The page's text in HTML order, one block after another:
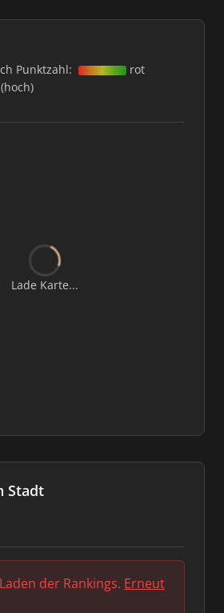
Punktzahl:
rot
Lade Karte...
Stadt
der Rankings. Erneut